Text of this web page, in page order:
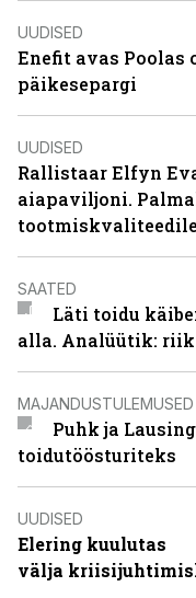
UUDISED
Enefit avas Poolas
päikesepargi
UUDISED
Rallistaar Elfyn
aiapaviljoni.
tootmiskvaliteedile
SAATED
Läti toidu
alla. Analüütik:
MAJANDUSTULEMUSED
Puhk ja
toidutöösturiteks
UUDISED
Elering kuulutas
välja